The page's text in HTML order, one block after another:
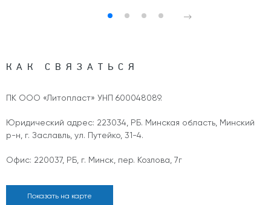
КАК СВЯЗАТЬСЯ
ПК ООО «Литопласт» УНП 600048089.
Юридический адрес: 223034, РБ. Минская область, Минский
р-н, г. Заславль, ул. Путейко, 31-4.
Офис: 220037, РБ, г. Минск, пер. Козлова, 7г
Показать на карте